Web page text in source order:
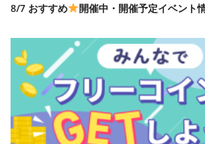
8/7 おすすめ 開催中・開催予定イベント